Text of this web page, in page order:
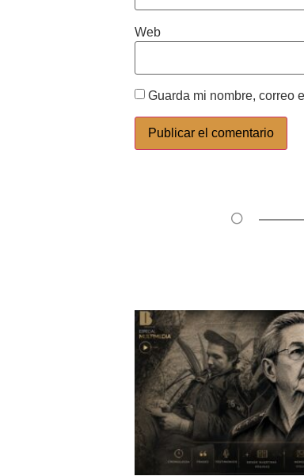
Web
Guarda mi nombre, correo